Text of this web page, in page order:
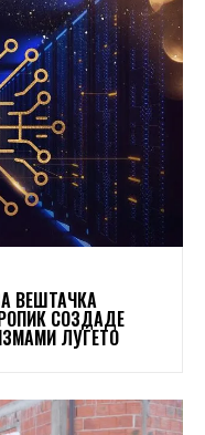
ВЕШТАЧКА
СОЗДАДЕ
ЛУЃЕТО